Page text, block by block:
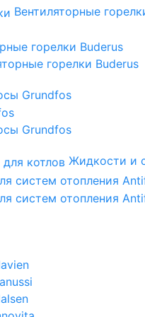
Вентиляторные
горелки Buderus
горелки Buderus
Grundfos
Grundfos
Жидкости и